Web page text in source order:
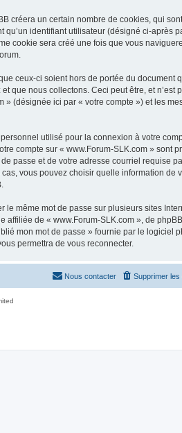
créera un certain nombre de cookies, qui
identifiant utilisateur (désigné ci-après
cookie sera créé une fois que vous
ceux-ci soient hors de portée du document
que nous collectons. Ceci peut être, et n’est
(désignée ici par « votre compte ») et les
utilisé pour la connexion à votre
compte sur « www.Forum-SLK.com » sont
passe et de votre adresse courriel requise
vous pouvez choisir quelle information de
même mot de passe sur plusieurs sites
de « www.Forum-SLK.com », de
mon mot de passe » fournie par le logiciel
permettra de vous reconnecter.
Supprimer les
Nous contacter